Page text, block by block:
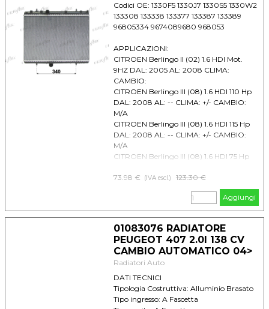
Codici OE: 1330F5 1330J7 1330S5 1330W2
133308 133338 133377 133387 133389
96805334 9674089680 968053
APPLICAZIONI:
CITROEN Berlingo II (02) 1.6 HDI Mot.
9HZ DAL: 2005 AL: 2008 CLIMA:
CAMBIO:
CITROEN Berlingo III (08) 1.6 HDI 110 Hp
DAL: 2008 AL: -- CLIMA: +/- CAMBIO:
M/A
CITROEN Berlingo III (08) 1.6 HDI 115 Hp
DAL: 2008 AL: -- CLIMA: +/- CAMBIO:
M/A
CITROEN Berlingo III (08) 1.6 HDI 75 Hp
M/A
CITROEN Berlingo III (08) 1.6 HDI 90 Hp
DAL: 2008 AL: -- CLIMA: +/- CAMBIO:
M/A
2008 AL: -- CLIMA: +/- CAMBIO: M/A
CITROEN Berlingo III (08) 1.6 Vti 95 DAL:
2008 AL: -- CLIMA: +/- CAMBIO: M/A
CITROEN C4 I (04) 1.6 Hdi DAL: 2004 AL:
-- CLIMA: +/- CAMBIO: M
CITROEN C4 I (04) 1.6i 16V DAL: 2004
AL: -- CLIMA: +/- CAMBIO: M
73.98 € (IVA escl.) Prezzo senza sconto
123.30 €
Aggiungi
01083076 RADIATORE
PEUGEOT 407 2.0I 138 CV
CAMBIO AUTOMATICO 04>
Radiatori Auto
DATI TECNICI
Tipologia Costruttiva: Alluminio Brasato
Tipo ingresso: A Fascetta